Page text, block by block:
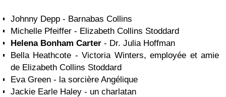
Johnny Depp - Barnabas Collins
Michelle Pfeiffer - Elizabeth Collins Stoddard
Helena Bonham Carter - Dr. Julia Hoffman
Bella Heathcote - Victoria Winters, employée et amie
de Elizabeth Collins Stoddard
Eva Green - la sorcière Angélique
Jackie Earle Haley - un charlatan